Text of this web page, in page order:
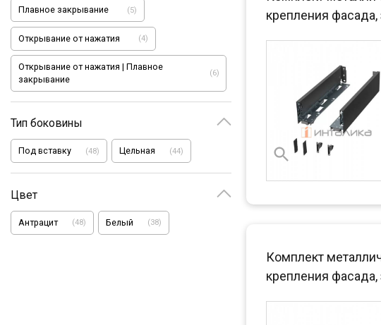
Плавное закрывание (5)
Открывание от нажатия (4)
Открывание от нажатия | Плавное
закрывание
(6)
Тип боковины
Под вставку (48) Цельная (44)
Цвет
Антрацит (48) Белый (38)
крепления фасада,
Комплект
крепления фасада,